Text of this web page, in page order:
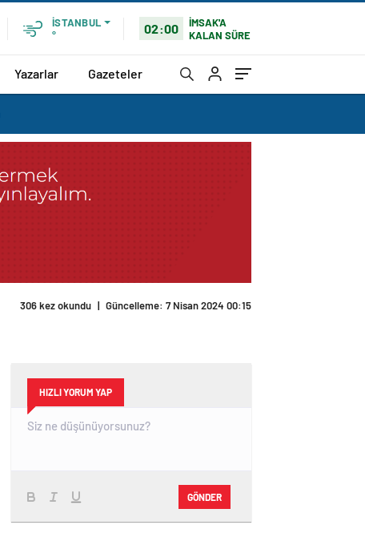
İSTANBUL
°
02:00
İMSAK'A
KALAN SÜRE
Yazarlar Gazeteler
306 kez okundu | Güncelleme: 7 Nisan 2024 00:15
HIZLI YORUM YAP
GÖNDER